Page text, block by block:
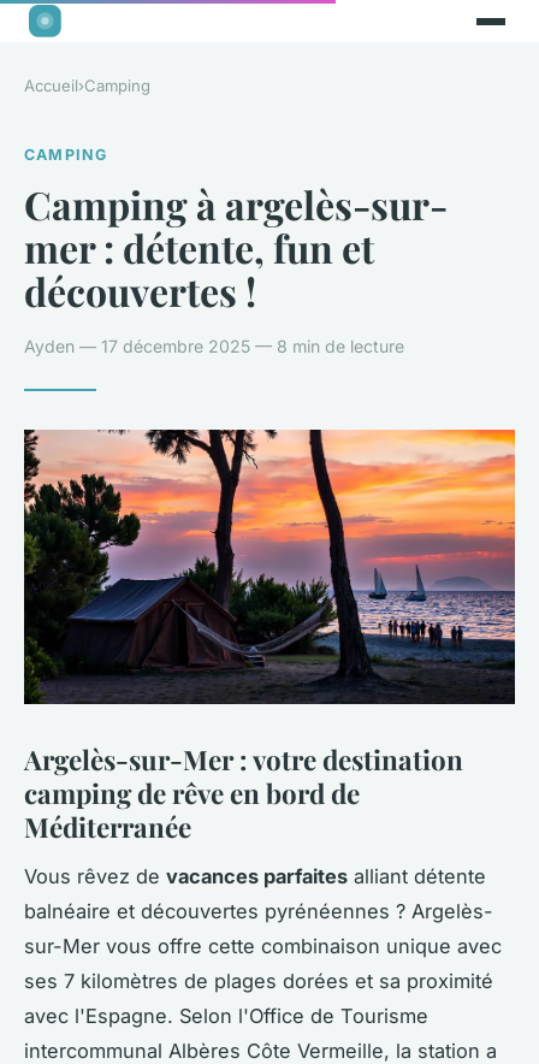
Accueil›Camping
CAMPING
Camping à argelès-sur-
mer : détente, fun et
découvertes !
Ayden — 17 décembre 2025 — 8 min de lecture
Argelès-sur-Mer : votre destination
camping de rêve en bord de
Méditerranée
Vous rêvez de vacances parfaites alliant détente
balnéaire et découvertes pyrénéennes ? Argelès-
sur-Mer vous offre cette combinaison unique avec
ses 7 kilomètres de plages dorées et sa proximité
avec l'Espagne. Selon l'Office de Tourisme
intercommunal Albères Côte Vermeille, la station a